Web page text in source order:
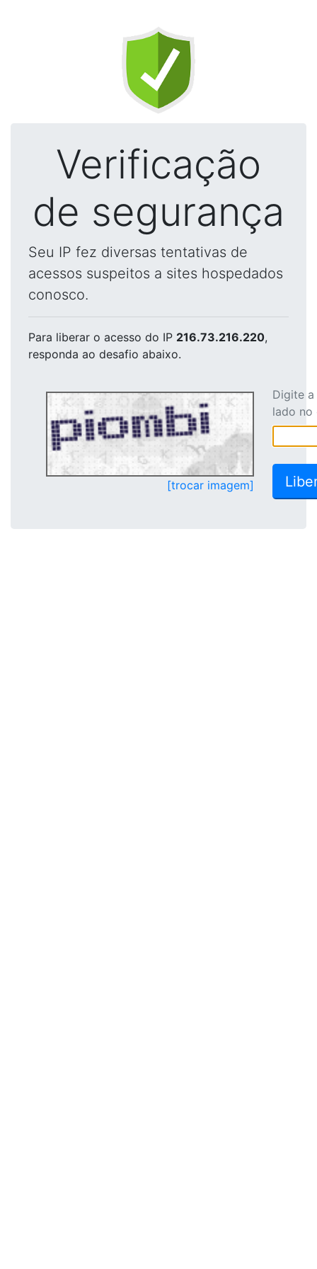
Verificação
de segurança
Seu IP fez diversas tentativas de
acessos suspeitos a sites hospedados
conosco.
Para liberar o acesso do IP 216.73.216.220,
responda ao desafio abaixo.
[trocar imagem]
Digite
lado no